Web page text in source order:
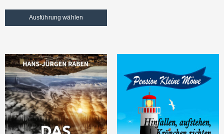
Ausführung wählen